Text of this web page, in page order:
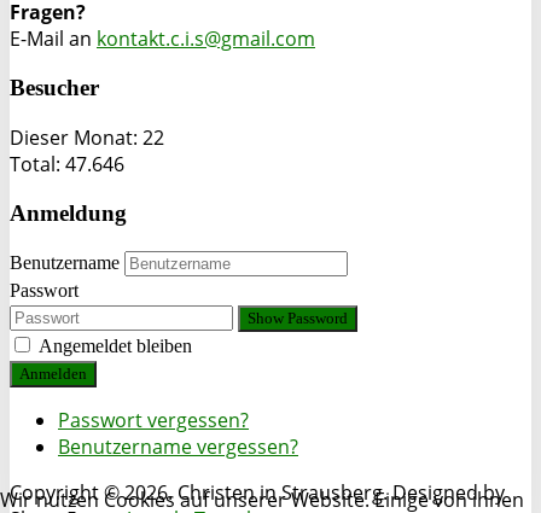
Fragen?
E-Mail an kontakt.c.i.s@gmail.com
Besucher
Dieser Monat: 22
Total: 47.646
Anmeldung
Benutzername
Passwort
Show Password
Angemeldet bleiben
Anmelden
Passwort vergessen?
Benutzername vergessen?
Copyright © 2026. Christen in Strausberg. Designed by
Wir nutzen Cookies auf unserer Website. Einige von ihnen